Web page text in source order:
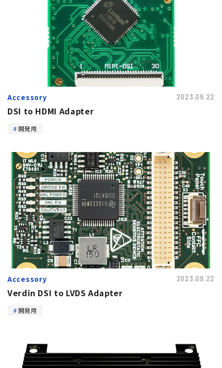
Accessory 2023.09.22
DSI to HDMI Adapter
開発用
Accessory 2023.09.22
Verdin DSI to LVDS Adapter
開発用